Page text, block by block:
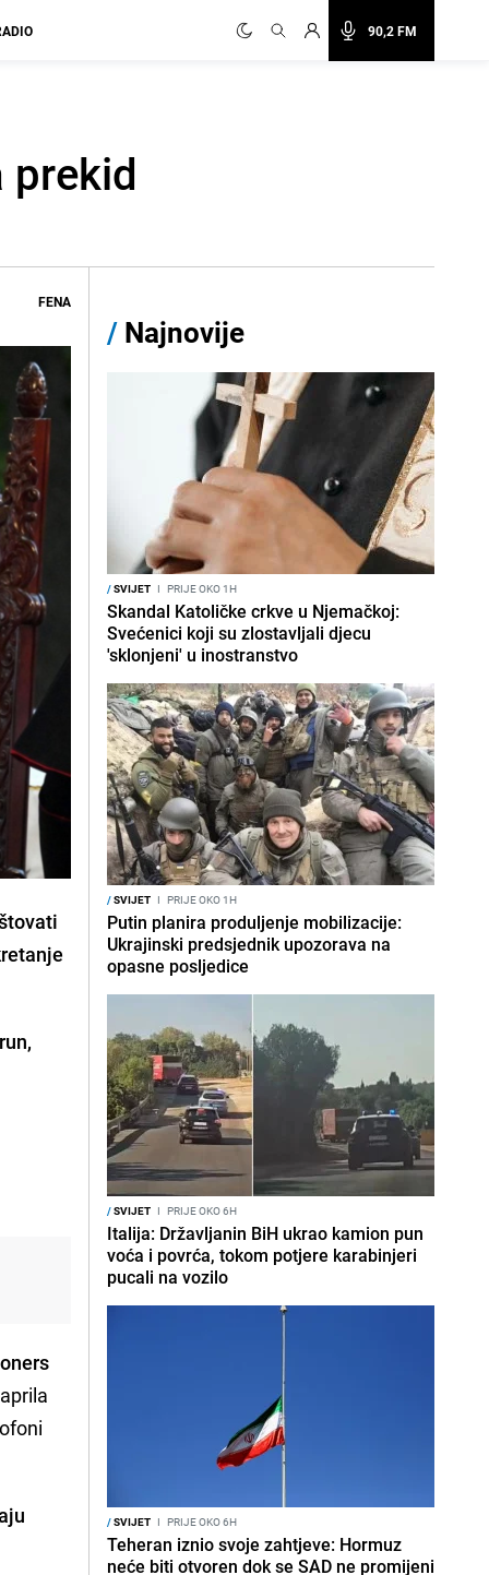
90,2 FM
prekid
FENA
/ Najnovije
/SVIJET I PRIJE OKO 1H
Skandal Katoličke crkve u Njemačkoj:
Svećenici koji su zlostavljali djecu
'sklonjeni' u inostranstvo
/SVIJET I PRIJE OKO 1H
Putin planira produljenje mobilizacije:
Ukrajinski predsjednik upozorava na
opasne posljedice
/SVIJET I PRIJE OKO 6H
Italija: Državljanin BiH ukrao kamion pun
voća i povrća, tokom potjere karabinjeri
pucali na vozilo
/SVIJET I PRIJE OKO 6H
Teheran iznio svoje zahtjeve: Hormuz
neće biti otvoren dok se SAD ne promijeni